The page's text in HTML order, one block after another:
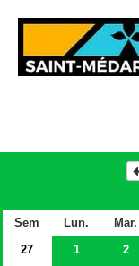
Sem Lun. Mar.
27
1 2